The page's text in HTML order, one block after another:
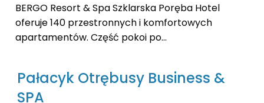
BERGO Resort & Spa Szklarska Poręba Hotel
oferuje 140 przestronnych i komfortowych
apartamentów. Część pokoi po...
Pałacyk Otrębusy Business &
SPA